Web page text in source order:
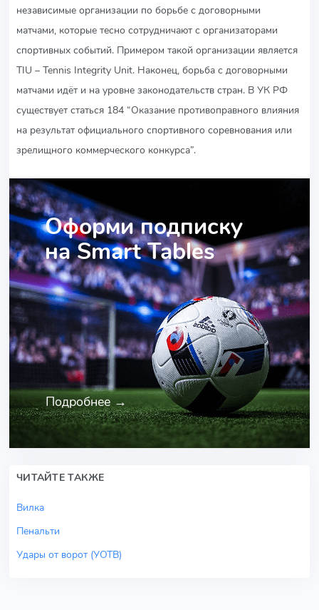
независимые организации по борьбе с договорными
матчами, которые тесно сотрудничают с организаторами
спортивных событий. Примером такой организации является
TIU – Tennis Integrity Unit. Наконец, борьба с договорными
матчами идёт и на уровне законодательств стран. В УК РФ
существует статься 184 “Оказание противоправного влияния
на результат официального спортивного соревнования или
зрелищного коммерческого конкурса”.
Оформи подписку
на Smart Tables
Подробнее →
ЧИТАЙТЕ ТАКЖЕ
Вилка
Пенальти
Удары от ворот (УОТВ)